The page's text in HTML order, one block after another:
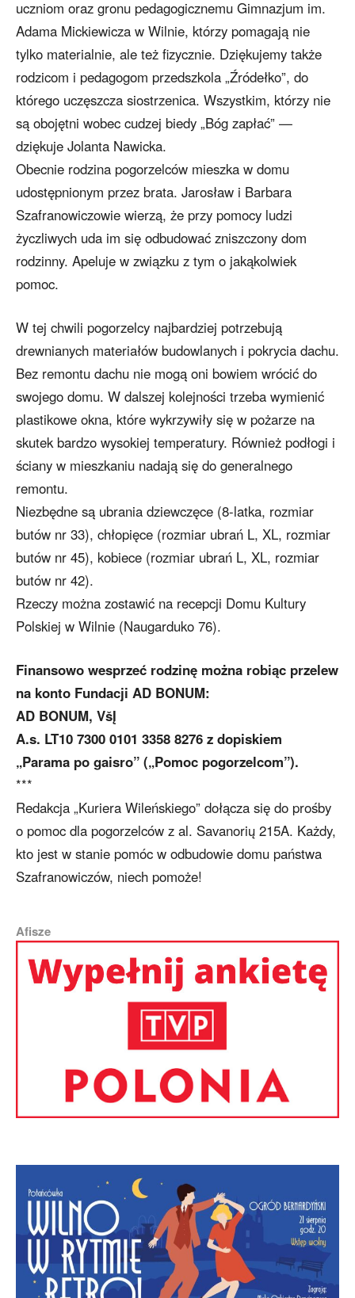
uczniom oraz gronu pedagogicznemu Gimnazjum im.
Adama Mickiewicza w Wilnie, którzy pomagają nie
tylko materialnie, ale też fizycznie. Dziękujemy także
rodzicom i pedagogom przedszkola „Źródełko”, do
którego uczęszcza siostrzenica. Wszystkim, którzy nie
są obojętni wobec cudzej biedy „Bóg zapłać” —
dziękuje Jolanta Nawicka.
Obecnie rodzina pogorzelców mieszka w domu
udostępnionym przez brata. Jarosław i Barbara
Szafranowiczowie wierzą, że przy pomocy ludzi
życzliwych uda im się odbudować zniszczony dom
rodzinny. Apeluje w związku z tym o jakąkolwiek
pomoc.
W tej chwili pogorzelcy najbardziej potrzebują
drewnianych materiałów budowlanych i pokrycia dachu.
Bez remontu dachu nie mogą oni bowiem wrócić do
swojego domu. W dalszej kolejności trzeba wymienić
plastikowe okna, które wykrzywiły się w pożarze na
skutek bardzo wysokiej temperatury. Również podłogi i
ściany w mieszkaniu nadają się do generalnego
remontu.
Niezbędne są ubrania dziewczęce (8-latka, rozmiar
butów nr 33), chłopięce (rozmiar ubrań L, XL, rozmiar
butów nr 45), kobiece (rozmiar ubrań L, XL, rozmiar
butów nr 42).
Rzeczy można zostawić na recepcji Domu Kultury
Polskiej w Wilnie (Naugarduko 76).
Finansowo wesprzeć rodzinę można robiąc przelew
na konto Fundacji AD BONUM:
AD BONUM, VšĮ
A.s. LT10 7300 0101 3358 8276 z dopiskiem
„Parama po gaisro” („Pomoc pogorzelcom”).
***
Redakcja „Kuriera Wileńskiego” dołącza się do prośby
o pomoc dla pogorzelców z al. Savanorių 215A. Każdy,
kto jest w stanie pomóc w odbudowie domu państwa
Szafranowiczów, niech pomoże!
Afisze